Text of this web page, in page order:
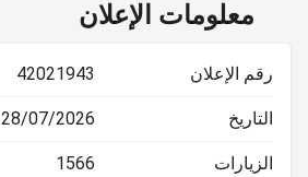
معلومات الإعلان
رقم الإعلان 42021943
التاريخ 28/07/2026 10:06:02
الزيارات 1566